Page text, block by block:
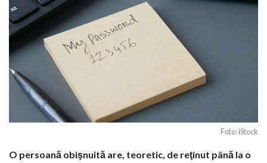
Foto: iStock
O persoană obişnuită are, teoretic, de reţinut până la o